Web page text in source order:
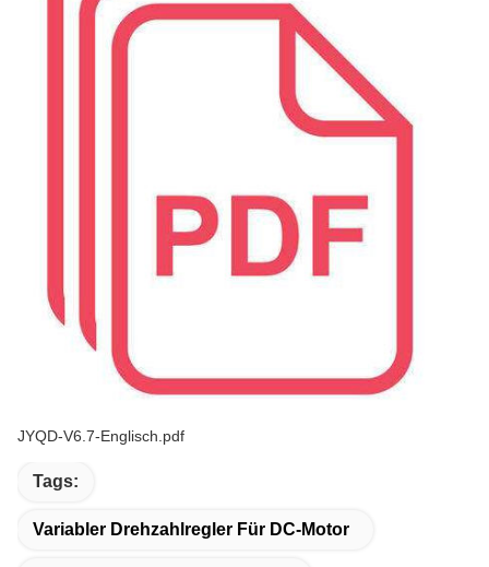
JYQD-V6.7-Englisch.pdf
Tags:
Variabler Drehzahlregler Für DC-Motor